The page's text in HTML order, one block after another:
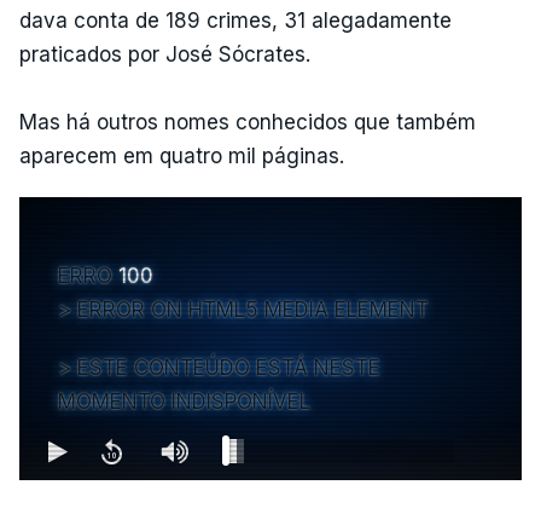
dava conta de 189 crimes, 31 alegadamente
praticados por José Sócrates.
Mas há outros nomes conhecidos que também
aparecem em quatro mil páginas.
ERRO 100
ERROR ON HTML5 MEDIA ELEMENT
ESTE CONTEÚDO ESTÁ NESTE
MOMENTO INDISPONÍVEL